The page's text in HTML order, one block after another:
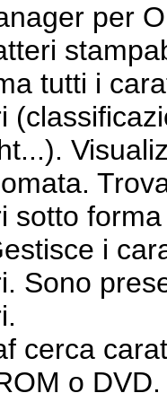
per
tutti i
sotto
i
Sono
cerca
o